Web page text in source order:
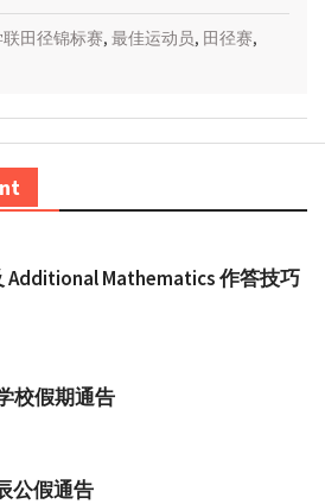
联田径锦标赛, 最佳运动员, 田径赛,
Additional Mathematics 作答技巧
校假期通告
公假通告